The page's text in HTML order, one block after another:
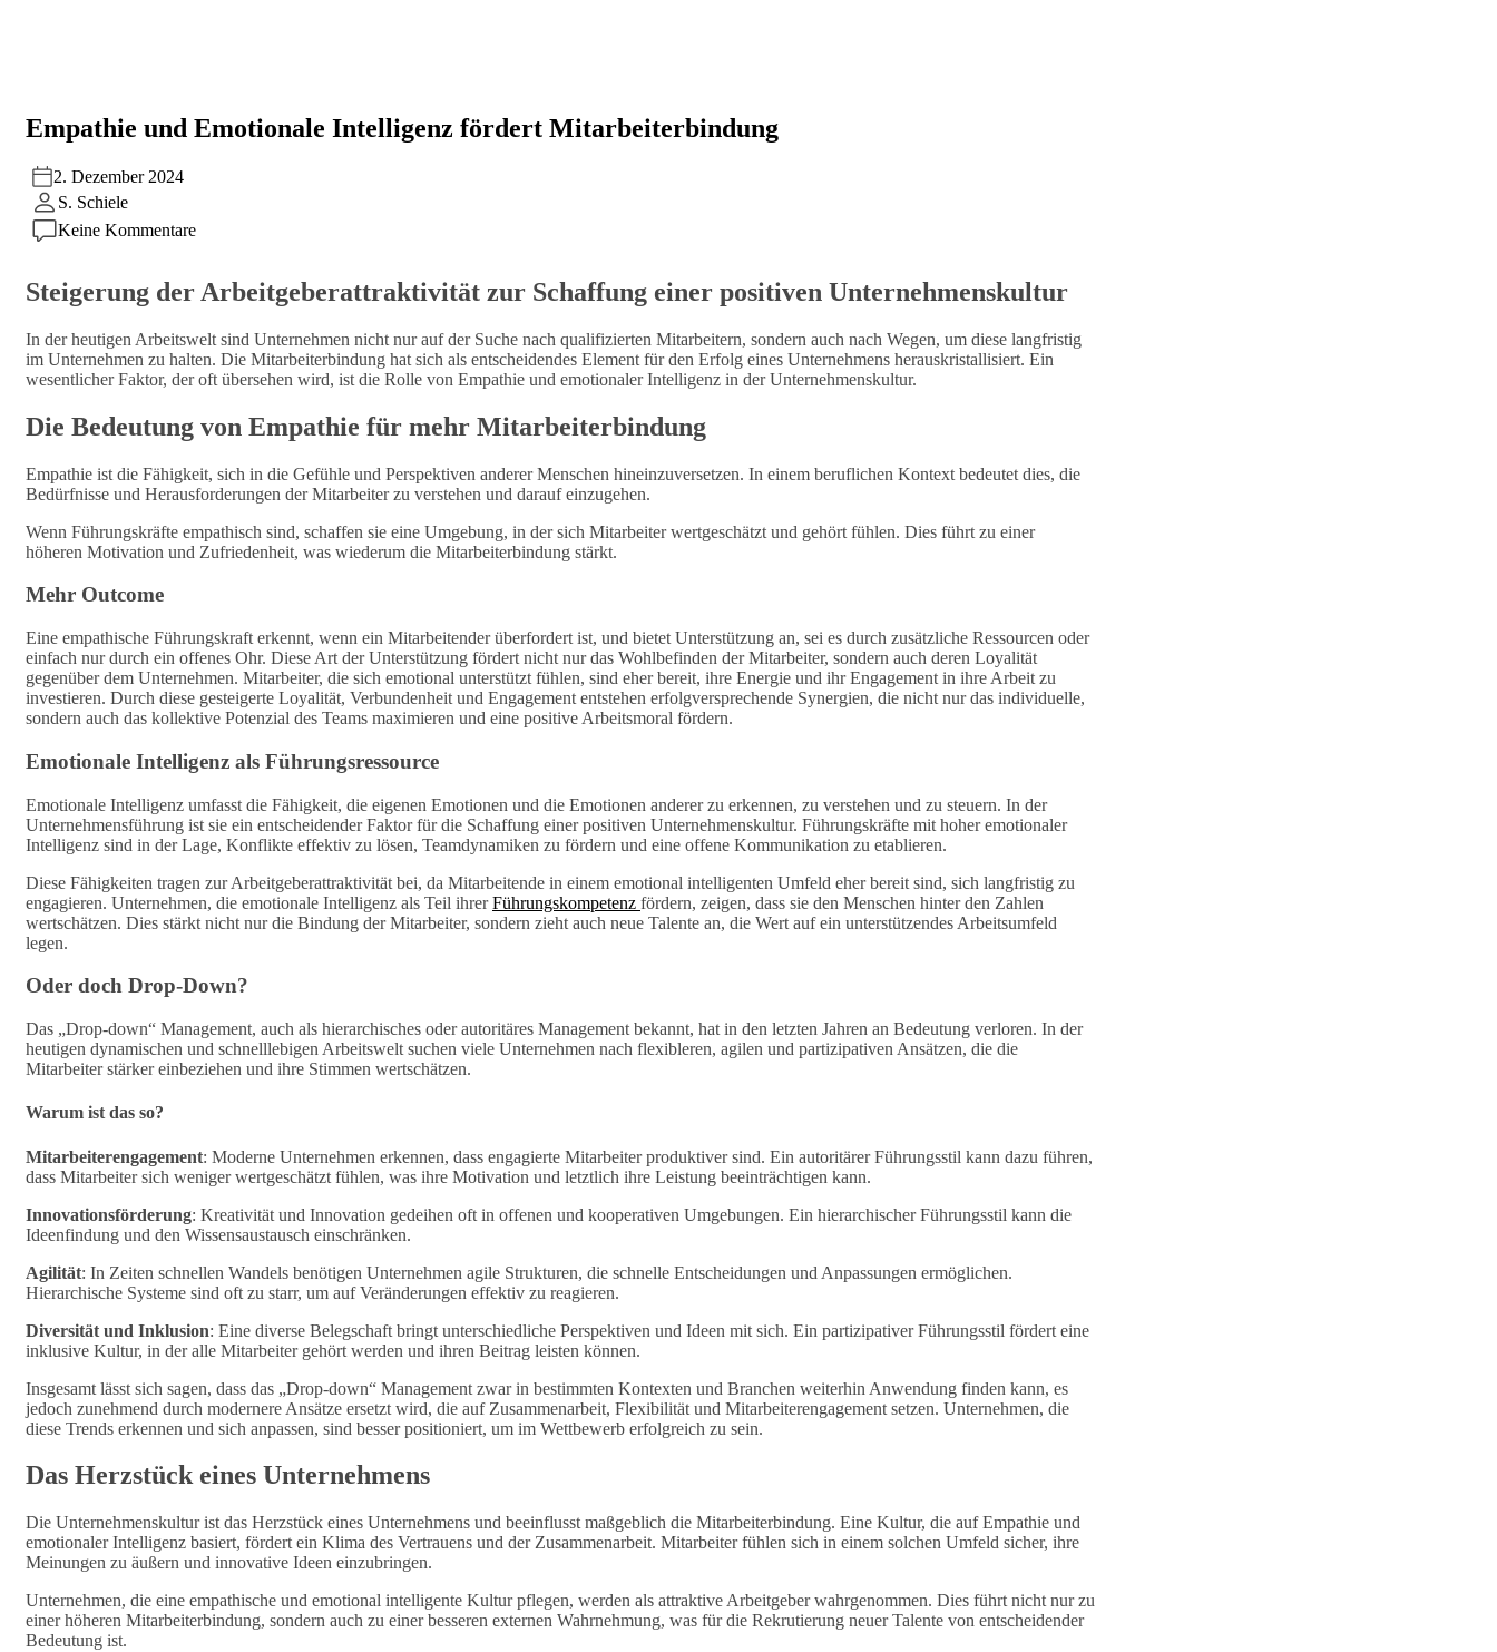
Empathie und Emotionale Intelligenz fördert Mitarbeiterbindung
2. Dezember 2024
S. Schiele
Keine Kommentare
Steigerung der Arbeitgeberattraktivität zur Schaffung einer positiven Unternehmenskultur
In der heutigen Arbeitswelt sind Unternehmen nicht nur auf der Suche nach qualifizierten Mitarbeitern, sondern auch nach Wegen, um diese langfristig
im Unternehmen zu halten. Die Mitarbeiterbindung hat sich als entscheidendes Element für den Erfolg eines Unternehmens herauskristallisiert. Ein
wesentlicher Faktor, der oft übersehen wird, ist die Rolle von Empathie und emotionaler Intelligenz in der Unternehmenskultur.
Die Bedeutung von Empathie für mehr Mitarbeiterbindung
Empathie ist die Fähigkeit, sich in die Gefühle und Perspektiven anderer Menschen hineinzuversetzen. In einem beruflichen Kontext bedeutet dies, die
Bedürfnisse und Herausforderungen der Mitarbeiter zu verstehen und darauf einzugehen.
Wenn Führungskräfte empathisch sind, schaffen sie eine Umgebung, in der sich Mitarbeiter wertgeschätzt und gehört fühlen. Dies führt zu einer
höheren Motivation und Zufriedenheit, was wiederum die Mitarbeiterbindung stärkt.
Mehr Outcome
Eine empathische Führungskraft erkennt, wenn ein Mitarbeitender überfordert ist, und bietet Unterstützung an, sei es durch zusätzliche Ressourcen oder
einfach nur durch ein offenes Ohr. Diese Art der Unterstützung fördert nicht nur das Wohlbefinden der Mitarbeiter, sondern auch deren Loyalität
gegenüber dem Unternehmen. Mitarbeiter, die sich emotional unterstützt fühlen, sind eher bereit, ihre Energie und ihr Engagement in ihre Arbeit zu
investieren. Durch diese gesteigerte Loyalität, Verbundenheit und Engagement entstehen erfolgversprechende Synergien, die nicht nur das individuelle,
sondern auch das kollektive Potenzial des Teams maximieren und eine positive Arbeitsmoral fördern.
Emotionale Intelligenz als Führungsressource
Emotionale Intelligenz umfasst die Fähigkeit, die eigenen Emotionen und die Emotionen anderer zu erkennen, zu verstehen und zu steuern. In der
Unternehmensführung ist sie ein entscheidender Faktor für die Schaffung einer positiven Unternehmenskultur. Führungskräfte mit hoher emotionaler
Intelligenz sind in der Lage, Konflikte effektiv zu lösen, Teamdynamiken zu fördern und eine offene Kommunikation zu etablieren.
Diese Fähigkeiten tragen zur Arbeitgeberattraktivität bei, da Mitarbeitende in einem emotional intelligenten Umfeld eher bereit sind, sich langfristig zu
engagieren. Unternehmen, die emotionale Intelligenz als Teil ihrerFührungskompetenz fördern, zeigen, dass sie den Menschen hinter den Zahlen
wertschätzen. Dies stärkt nicht nur die Bindung der Mitarbeiter, sondern zieht auch neue Talente an, die Wert auf ein unterstützendes Arbeitsumfeld
legen.
Oder doch Drop-Down?
Das „Drop-down“ Management, auch als hierarchisches oder autoritäres Management bekannt, hat in den letzten Jahren an Bedeutung verloren. In der
heutigen dynamischen und schnelllebigen Arbeitswelt suchen viele Unternehmen nach flexibleren, agilen und partizipativen Ansätzen, die die
Mitarbeiter stärker einbeziehen und ihre Stimmen wertschätzen.
Warum ist das so?
Mitarbeiterengagement: Moderne Unternehmen erkennen, dass engagierte Mitarbeiter produktiver sind. Ein autoritärer Führungsstil kann dazu führen,
dass Mitarbeiter sich weniger wertgeschätzt fühlen, was ihre Motivation und letztlich ihre Leistung beeinträchtigen kann.
Innovationsförderung: Kreativität und Innovation gedeihen oft in offenen und kooperativen Umgebungen. Ein hierarchischer Führungsstil kann die
Ideenfindung und den Wissensaustausch einschränken.
Agilität: In Zeiten schnellen Wandels benötigen Unternehmen agile Strukturen, die schnelle Entscheidungen und Anpassungen ermöglichen.
Hierarchische Systeme sind oft zu starr, um auf Veränderungen effektiv zu reagieren.
Diversität und Inklusion: Eine diverse Belegschaft bringt unterschiedliche Perspektiven und Ideen mit sich. Ein partizipativer Führungsstil fördert eine
inklusive Kultur, in der alle Mitarbeiter gehört werden und ihren Beitrag leisten können.
Insgesamt lässt sich sagen, dass das „Drop-down“ Management zwar in bestimmten Kontexten und Branchen weiterhin Anwendung finden kann, es
jedoch zunehmend durch modernere Ansätze ersetzt wird, die auf Zusammenarbeit, Flexibilität und Mitarbeiterengagement setzen. Unternehmen, die
diese Trends erkennen und sich anpassen, sind besser positioniert, um im Wettbewerb erfolgreich zu sein.
Das Herzstück eines Unternehmens
Die Unternehmenskultur ist das Herzstück eines Unternehmens und beeinflusst maßgeblich die Mitarbeiterbindung. Eine Kultur, die auf Empathie und
emotionaler Intelligenz basiert, fördert ein Klima des Vertrauens und der Zusammenarbeit. Mitarbeiter fühlen sich in einem solchen Umfeld sicher, ihre
Meinungen zu äußern und innovative Ideen einzubringen.
Unternehmen, die eine empathische und emotional intelligente Kultur pflegen, werden als attraktive Arbeitgeber wahrgenommen. Dies führt nicht nur zu
einer höheren Mitarbeiterbindung, sondern auch zu einer besseren externen Wahrnehmung, was für die Rekrutierung neuer Talente von entscheidender
Bedeutung ist.